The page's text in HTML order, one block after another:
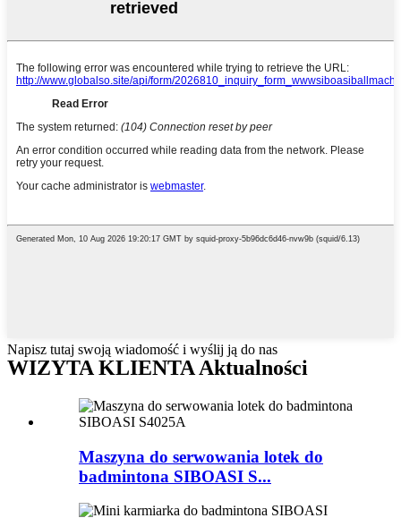
Napisz tutaj swoją wiadomość i wyślij ją do nas
WIZYTA KLIENTA Aktualności
Maszyna do serwowania lotek do
badmintona SIBOASI S...